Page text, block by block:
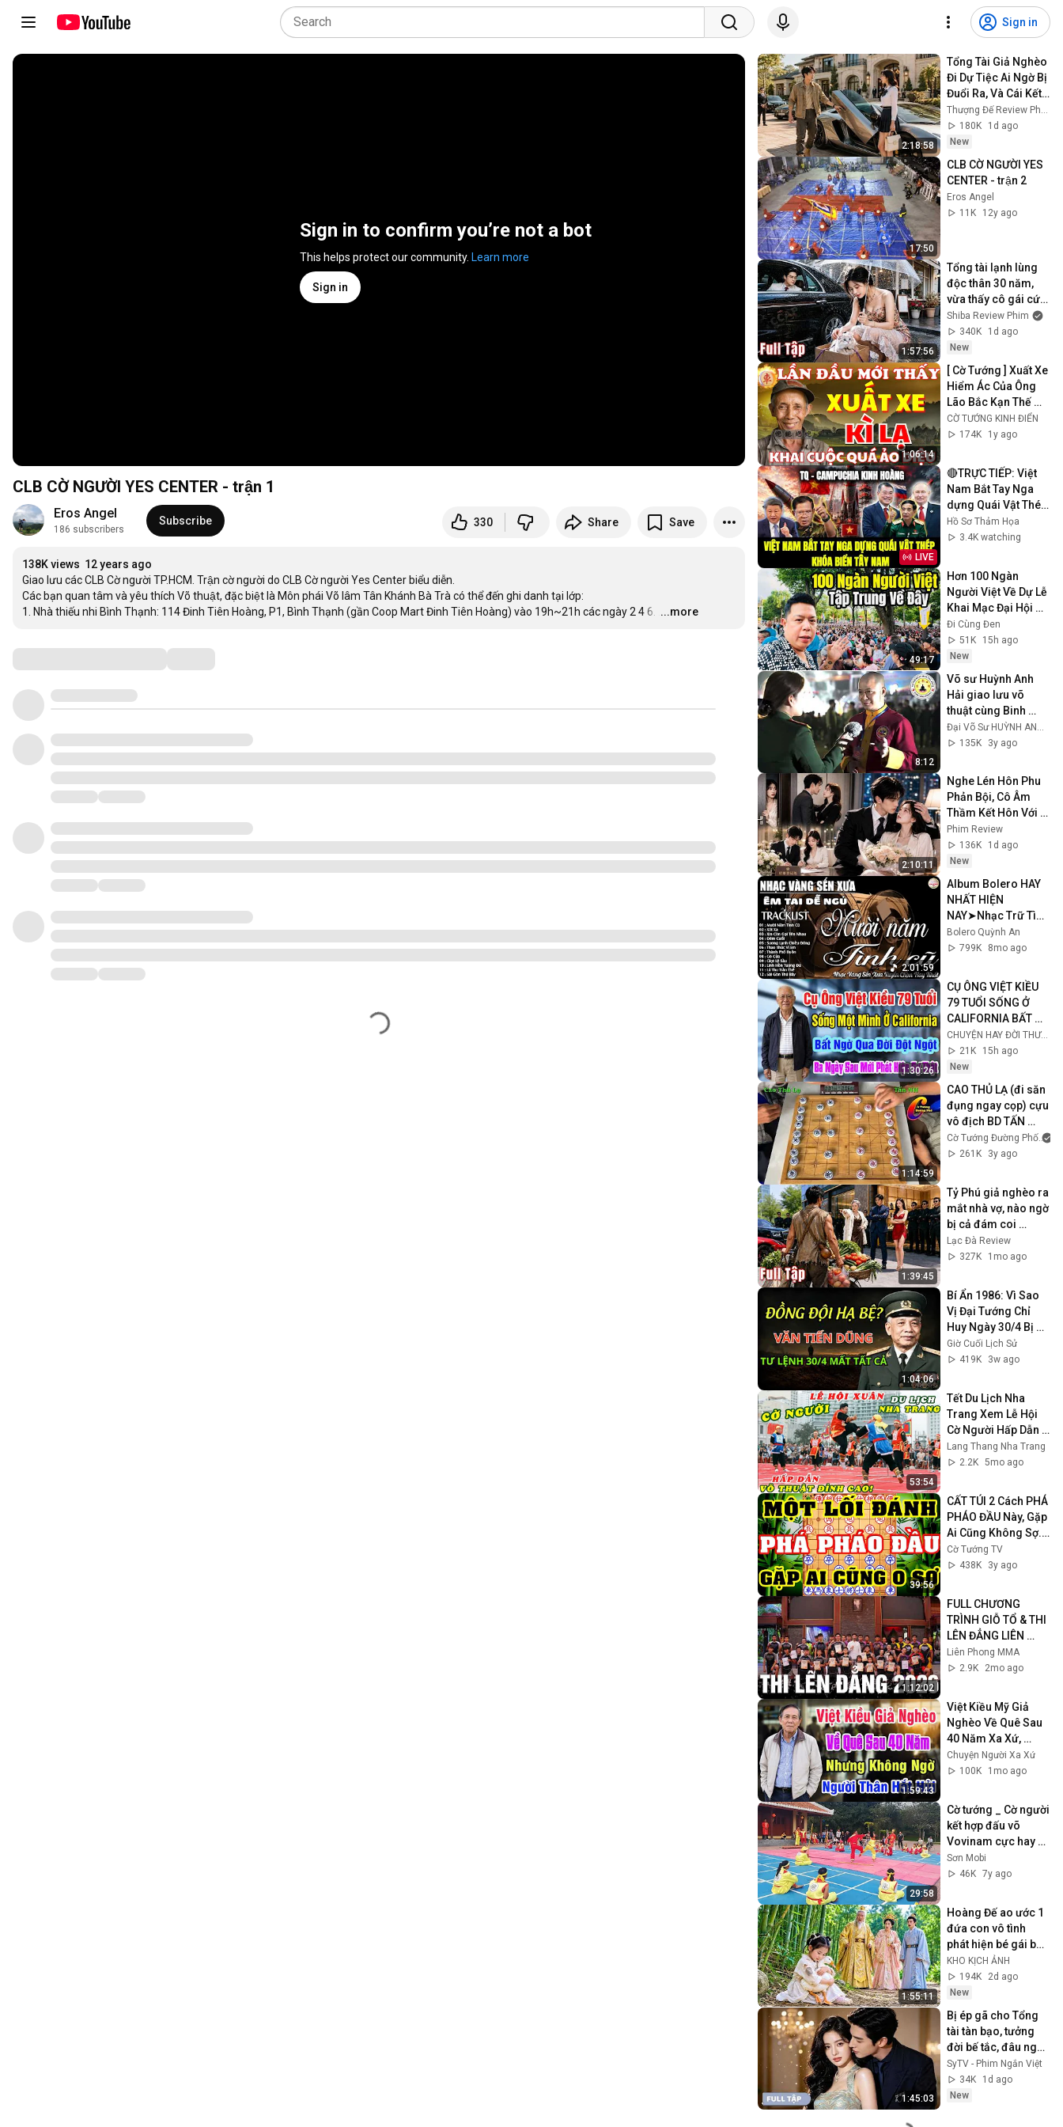
Sign in
Sign in to confirm you’re not a bot
This helps protect our community. Learn more
Sign in
CLB CỜ NGƯỜI YES CENTER - trận 1
Eros Angel
186 subscribers
Subscribe 330 Share Save
138K views 12 years ago
Giao lưu các CLB Cờ người TP.HCM. Trận cờ người do CLB Cờ người Yes Center biểu diễn.
Các bạn quan tâm và yêu thích Võ thuật, đặc biệt là Môn phái Võ lâm Tân Khánh Bà Trà có thể đến ghi danh tại lớp:
1. Nhà thiếu nhi Bình Thạnh: 114 Đinh Tiên Hoàng, P1, Bình Thạnh (gần Coop Mart Đinh Tiên Hoàng) vào 19h~21h các ngày 2 4 6.
…
...more
2:18:58
Tổng Tài Giả Nghèo
Đi Dự Tiệc Ai Ngờ Bị
Đuổi Ra, Và Cái Kết
Xấu Mặt Những Kẻ
Coi Thường
#phimhay
Thượng Đế Review Phim
180K
1d ago
New
17:50
CLB CỜ NGƯỜI YES
CENTER - trận 2
Eros Angel
11K
12y ago
1:57:56
Tổng tài lạnh lùng
độc thân 30 năm,
vừa thấy cô gái cứu
mèo cưng đã muốn
rước cô và làm dâu
hào môn
Shiba Review Phim
340K
1d ago
New
1:06:14
[ Cờ Tướng ] Xuất Xe
Hiểm Ác Của Ông
Lão Bắc Kạn Thế
Này Rất Hiếm Được
Xem
CỜ TƯỚNG KINH ĐIỂN
174K
1y ago
LIVE
🔴TRỰC TIẾP: Việt
Nam Bắt Tay Nga
dựng Quái Vật Thép
Khóa Biển Tây Nam,
Khiến TQ Và Cam
Hồ Sơ Thảm Họa
3.4K watching
49:17
Hơn 100 Ngàn
Người Việt Về Dự Lễ
Khai Mạc Đại Hội
Thánh Mẫu 2026
Đi Cùng Đen
51K
15h ago
New
8:12
Võ sư Huỳnh Anh
Hải giao lưu võ
thuật cùng Binh
Chủng Đặc Công 🥋
135K
3y ago
2:10:11
Nghe Lén Hôn Phu
Phản Bội, Cô Âm
Thầm Kết Hôn Với
Tổng Tài Và Được
Cưng Chiều Như
Báu Vật
Phim Review
136K
1d ago
New
2:01:59
Album Bolero HAY
NHẤT HIỆN
NAY➤Nhạc Trữ Tình
DIỄN QUÂN CỰC ÊM
TAI Toàn Bài
CỰC KỲ HAY
Bolero Quỳnh An
799K
8mo ago
1:30:26
CỤ ÔNG VIỆT KIỀU
79 TUỔI SỐNG Ở
CALIFORNIA BẤT
NGỜ QUA ĐỜI, 3
NGÀY SAU CÁC CON
MỚI PHÁT HIỆN SỰ
THẬT
CHUYỆN HAY ĐỜI THƯỜNG
21K
15h ago
New
1:14:59
CAO THỦ LẠ (đi săn
đụng ngay cọp) cựu
vô địch BD TẤN
NGÂN HÀNG
Cờ Tướng Đường Phố
261K
3y ago
1:39:45
Tỷ Phú giả nghèo ra
mắt nhà vợ, nào ngờ
bị cả đám coi
thường sỉ nhục ép
từ hôn
Lạc Đà Review
327K
1mo ago
1:04:06
Bí Ẩn 1986: Vì Sao
Vị Đại Tướng Chỉ
Huy Ngày 30/4 Bị
Tước Mọi Quyền
Lực?
Giờ Cuối Lịch Sử
419K
3w ago
53:54
Tết Du Lịch Nha
Trang Xem Lễ Hội
Cờ Người Hấp Dẫn
Màn Đỉnh Cao Võ
Thuật. Ván Cờ Quá
Lang Thang Nha Trang
2.2K 5mo ago
39:56
CẤT TÚI 2 Cách PHÁ
PHÁO ĐẦU Này, Gặp
Ai Cũng Không Sợ.
Cờ Tướng Khai Cuộc
Đi Hậu Hay Nhất
Cờ Tướng TV
438K
3y ago
1:12:02
FULL CHƯƠNG
TRÌNH GIỖ TỔ & THI
LÊN ĐẲNG LIÊN
PHONG 2026 🔥
Liên Phong MMA
2.9K
2mo ago
1:59:43
Việt Kiều Mỹ Giả
Nghèo Về Quê Sau
40 Năm Xa Xứ,
Không Ngờ Bị
Người Thân Hắt Hủi
Chuyện Người Xa Xứ
100K
1mo ago
29:58
Cờ tướng _ Cờ người
kết hợp đấu võ
Vovinam cực hay _
Sơn Mobi
Sơn Mobi
46K 7y ago
1:55:11
Hoàng Đế ao ước 1
đứa con vô tình
phát hiện bé gái bỏ
hoang giống y THÁI
TỬ
KHO KỊCH ẢNH
194K
2d ago
New
1:45:03
Bị ép gã cho Tổng
tài tàn bạo, tưởng
đời bế tắc, đâu ngờ
lại rơi vào lưới tình
chiếm hữu của ác
ma
SyTV - Phim Ngắn Việt
34K
1d ago
New